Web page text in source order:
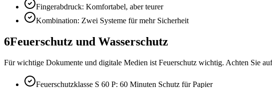
Fingerabdruck: Komfortabel, aber teurer
Kombination: Zwei Systeme für mehr Sicherheit
6Feuerschutz und Wasserschutz
Für wichtige Dokumente und digitale Medien ist Feuerschutz wichtig. Achten Sie
Feuerschutzklasse S 60 P: 60 Minuten Schutz für Papier